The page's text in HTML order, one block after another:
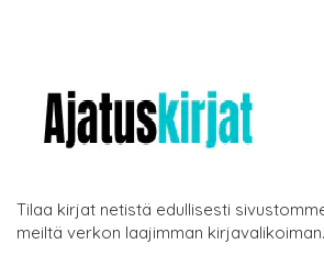
Tilaa kirjat netistä edullisesti
meiltä verkon laajimman kirjavalikoiman.